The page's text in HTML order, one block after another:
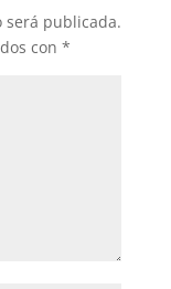
será publicada.
con *